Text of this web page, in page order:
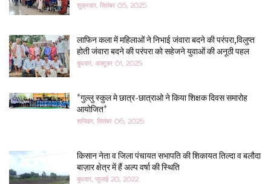
शुक्रवार, सितंबर 05, 2025
लाफिन कला में महिलाओं ने निभाई जंवारा बदने की परंपरा,विलुप्त
होती जंवारा बदने की परंपरा को सहेजने युवाओं की अनूठी पहल
बुधवार, अक्टूबर 01, 2025
*गुल्लु स्कुल मे छात्र-छात्राओ ने किया शिक्षक दिवस समारोह
आयोजित*
शनिवार, सितंबर 06, 2025
किसान नेता व जिला पंचायत सभापति की शिकायत तिल्दा व बलौदा
बाज़ार क्षेत्र में हैं अल्प वर्षा की स्थिति
बुधवार, जुलाई 20, 2022